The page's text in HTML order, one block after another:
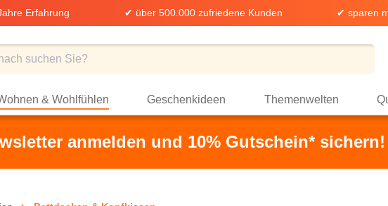
Erfahrung ✔ über 500.000 zufriedene Kunden ✔ sparen
& Wohlfühlen Geschenkideen Themenwelten
anmelden und 10% Gutschein*